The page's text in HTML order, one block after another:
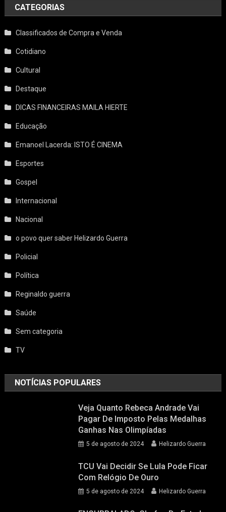
CATEGORIAS
Classificados de Compra e Venda
Cotidiano
Cultural
Destaque
DICAS FINANCEIRAS MAILA HIERTE
Educação
Emanoel Lacerda: ISTO É CINEMA
Esportes
Gospel
Internacional
Nacional
o povo quer saber Helizardo Guerra
Policial
Política
Reginaldo guerra
Saúde
Sem categoria
TV
NOTÍCIAS POPULARES
Veja Quanto Rebeca Andrade Vai
Pagar De Imposto Pelas Medalhas
Ganhas Nas Olimpíadas
5 de agosto de 2024 Helizardo Guerra
TCU Vai Decidir Se Lula Pode Ficar
Com Relógio De Ouro
5 de agosto de 2024 Helizardo Guerra